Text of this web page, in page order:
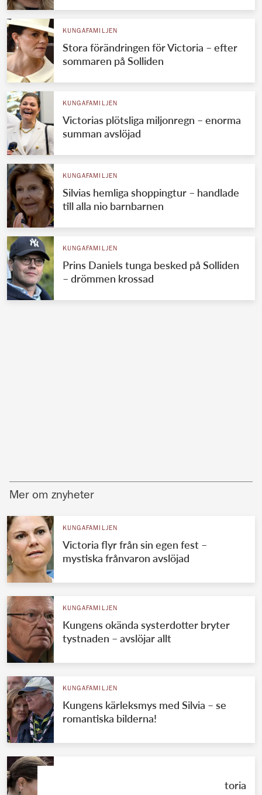
KUNGAFAMILJEN
Stora förändringen för Victoria – efter
sommaren på Solliden
KUNGAFAMILJEN
Victorias plötsliga miljonregn – enorma
summan avslöjad
KUNGAFAMILJEN
Silvias hemliga shoppingtur – handlade
till alla nio barnbarnen
KUNGAFAMILJEN
Prins Daniels tunga besked på Solliden
– drömmen krossad
Mer om znyheter
KUNGAFAMILJEN
Victoria flyr från sin egen fest –
mystiska frånvaron avslöjad
KUNGAFAMILJEN
Kungens okända systerdotter bryter
tystnaden – avslöjar allt
KUNGAFAMILJEN
Kungens kärleksmys med Silvia – se
romantiska bilderna!
Knivbeväpnad man närmade sig Victoria